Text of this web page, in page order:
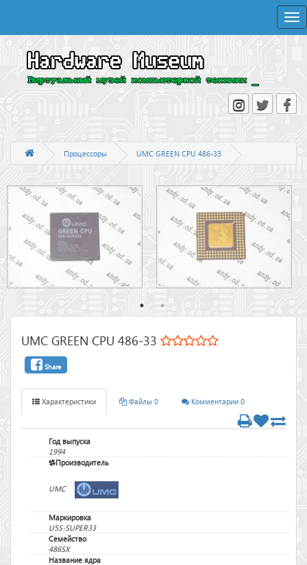
Процессоры UMC GREEN CPU 486-33
UMC GREEN CPU 486-33
Share
Характеристики Файлы 0 Комментарии 0
Год выпуска
1994
Производитель
UMC
Маркировка
U5S-SUPER33
Семейство
486SX
Название ядра